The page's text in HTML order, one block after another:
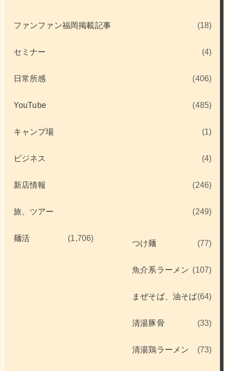
ファンファン福岡掲載記事 (18)
セミナー (4)
日常所感 (406)
YouTube (485)
キャンプ場 (1)
ビジネス (4)
新店情報 (246)
旅、ツアー (249)
麺活 (1,706)
つけ麺 (77)
魚介系ラーメン (107)
まぜそば、油そば(64)
清湯豚骨 (33)
清湯鶏ラーメン (73)